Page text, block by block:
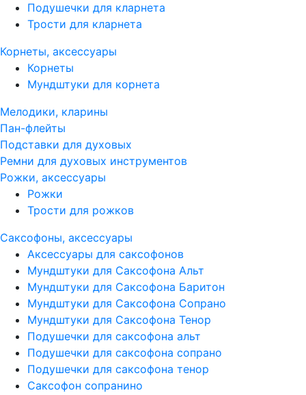
Подушечки для кларнета
Трости для кларнета
Корнеты, аксессуары
Корнеты
Мундштуки для корнета
Мелодики, кларины
Пан-флейты
Подставки для духовых
Ремни для духовых инструментов
Рожки, аксессуары
Рожки
Трости для рожков
Саксофоны, аксессуары
Аксессуары для саксофонов
Мундштуки для Саксофона Альт
Мундштуки для Саксофона Баритон
Мундштуки для Саксофона Сопрано
Мундштуки для Саксофона Тенор
Подушечки для саксофона альт
Подушечки для саксофона сопрано
Подушечки для саксофона тенор
Саксофон сопранино